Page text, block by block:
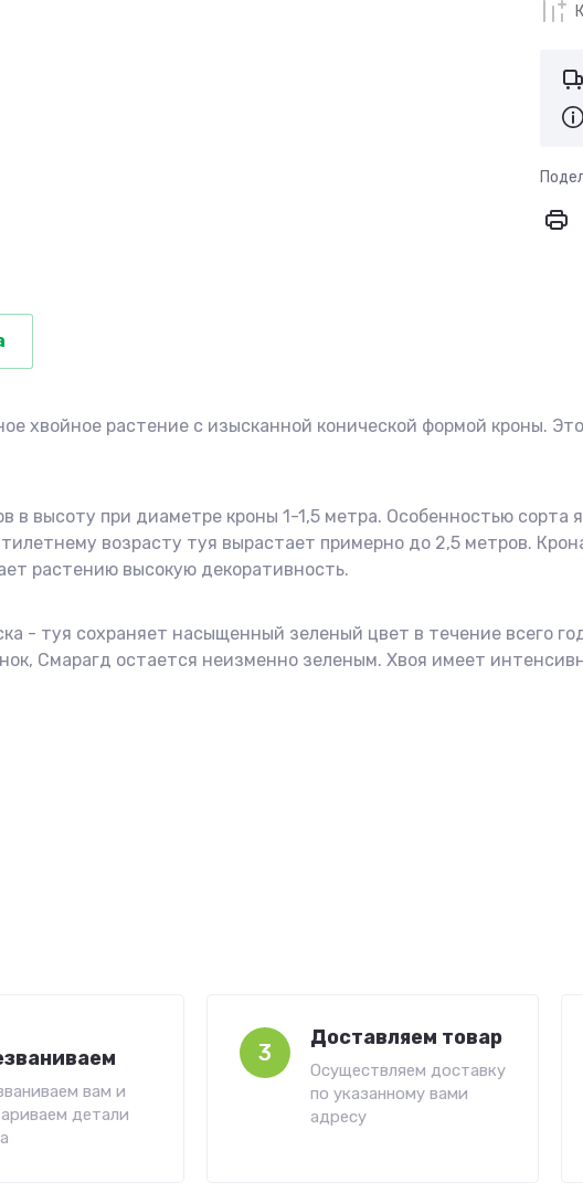
хвойное растение с изысканной конической формой кроны.
высоту при диаметре кроны 1-1,5 метра. Особенностью сорта
возрасту туя вырастает примерно до 2,5 метров.
растению высокую декоративность.
- туя сохраняет насыщенный зеленый цвет в течение всего
Смарагд остается неизменно зеленым. Хвоя имеет
вам и
детали
3
Доставляем товар
Осуществляем доставку
по указанному вами
адресу